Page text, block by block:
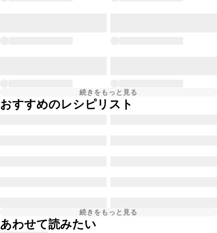
続きをもっと見る
おすすめのレシピリスト
続きをもっと見る
あわせて読みたい